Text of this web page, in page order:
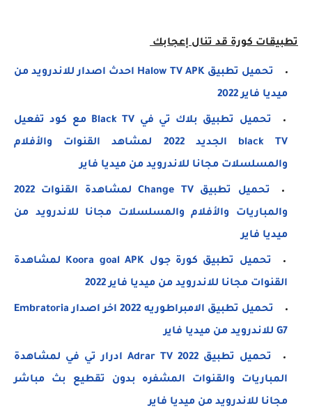
تطبيقات كورة قد تنال إعجابك
تحميل تطبيق Halow TV APK احدث اصدار للاندرويد من
ميديا فاير 2022
تحميل تطبيق بلاك تي في Black TV مع كود تفعيل
black TV الجديد 2022 لمشاهد القنوات والأفلام
والمسلسلات مجانا للاندرويد من ميديا فاير
تحميل تطبيق Change TV لمشاهدة القنوات 2022
والمباريات والأفلام والمسلسلات مجانا للاندرويد من
ميديا فاير
تحميل تطبيق كورة جول Koora goal APK لمشاهدة
القنوات مجانا للاندرويد من ميديا فاير 2022
تحميل تطبيق الامبراطوريه 2022 اخر اصدار Embratoria
G7 للاندرويد من ميديا فاير
تحميل تطبيق Adrar TV 2022 ادرار تي في لمشاهدة
المباريات والقنوات المشفره بدون تقطيع بث مباشر
مجانا للاندرويد من ميديا فاير